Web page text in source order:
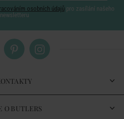
osobních údajů pro zasílání našeho
newsletteru
O BUTLERS